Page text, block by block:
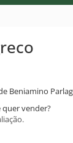
Beniamino
quer vender?